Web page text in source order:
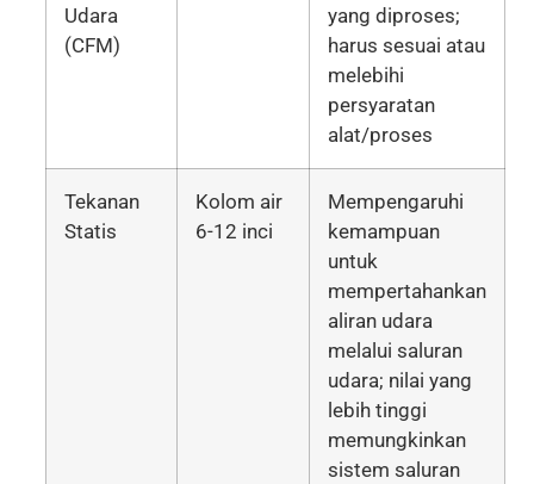
Udara
(CFM)
yang diproses;
harus sesuai atau
melebihi
persyaratan
alat/proses
Tekanan
Statis
Kolom air
6-12 inci
Mempengaruhi
kemampuan
untuk
mempertahankan
aliran udara
melalui saluran
udara; nilai yang
lebih tinggi
memungkinkan
sistem saluran